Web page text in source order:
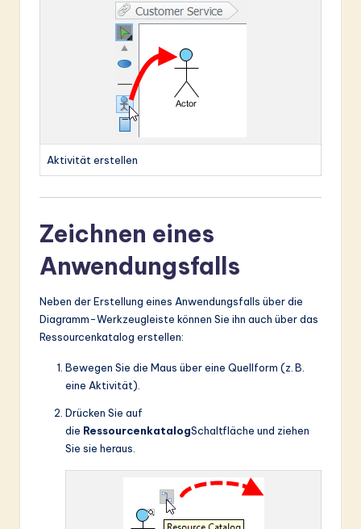
Aktivität erstellen
Zeichnen eines
Anwendungsfalls
Neben der Erstellung eines Anwendungsfalls über die
Diagramm-Werkzeugleiste können Sie ihn auch über das
Ressourcenkatalog erstellen:
Bewegen Sie die Maus über eine Quellform (z. B.
eine Aktivität).
Drücken Sie auf
die RessourcenkatalogSchaltfläche und ziehen
Sie sie heraus.